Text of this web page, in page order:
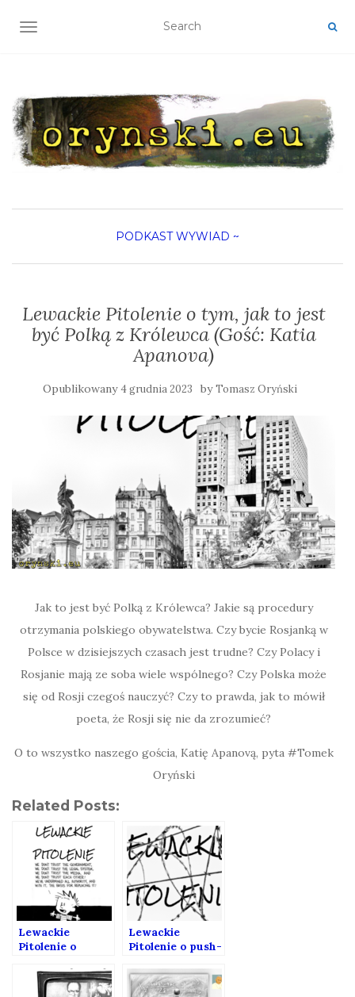
TOGGLE NAVIGATION
PODKAST WYWIAD ~
Lewackie Pitolenie o tym, jak to jest
być Polką z Królewca (Gość: Katia
Apanova)
Opublikowany4 grudnia 2023 byTomasz Oryński
Jak to jest być Polką z Królewca? Jakie są procedury
otrzymania polskiego obywatelstwa. Czy bycie Rosjanką w
Polsce w dzisiejszych czasach jest trudne? Czy Polacy i
Rosjanie mają ze soba wiele wspólnego? Czy Polska może
się od Rosji czegoś nauczyć? Czy to prawda, jak to mówił
poeta, że Rosji się nie da zrozumieć?
O to wszystko naszego gościa, Katię Apanovą, pyta #Tomek
Oryński
Related Posts:
Lewackie
Pitolenie o
Lewackie
Pitolenie o push-
Bartek
Rumieńczyk)